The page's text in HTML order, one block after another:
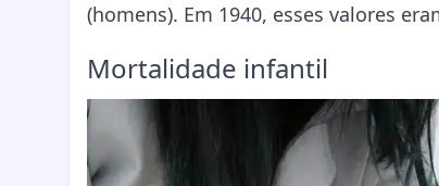
(homens). Em 1940, esses valores
Mortalidade infantil